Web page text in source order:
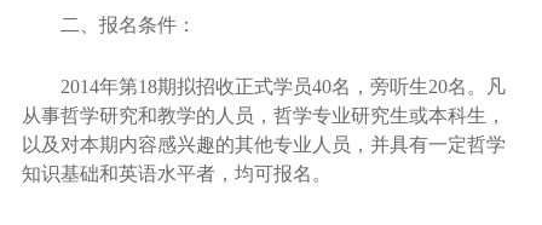
二、报名条件：
2014年第18期拟招收正式学员40名，旁听生20名。凡
从事哲学研究和教学的人员，哲学专业研究生或本科生，
以及对本期内容感兴趣的其他专业人员，并具有一定哲学
知识基础和英语水平者，均可报名。